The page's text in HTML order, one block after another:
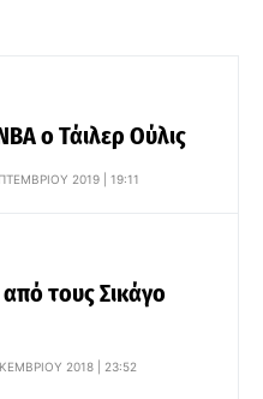
ο Τάιλερ Ούλις
2019 | 19:11
τους Σικάγο
2018 | 23:52